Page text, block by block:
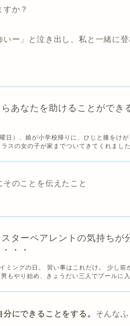
か？
ー」と泣き出し、私と一緒に
あなたを助けることができ
日）、娘が小学校帰りに、ひじと膝をけが
スの女の子が家までついてきてくれました
のことを伝えたこと
ターペアレントの気持ちが
・・
ミングの日。 習い事はこれだけ。 少し前
もやり始め、きょうだい三人でプールに
にできることをする。 そんな